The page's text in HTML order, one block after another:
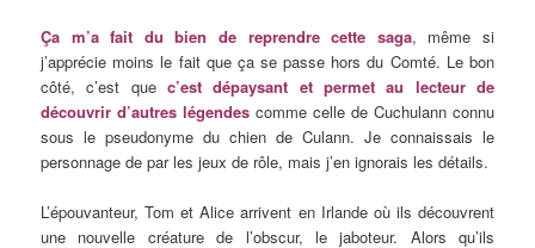
Ça m’a fait du bien de reprendre cette saga, même si
j’apprécie moins le fait que ça se passe hors du Comté. Le bon
côté, c’est quec’est dépaysant et permet au lecteur de
découvrir d’autres légendes comme celle de Cuchulann connu
sous le pseudonyme du chien de Culann. Je connaissais le
personnage de par les jeux de rôle, mais j’en ignorais les détails.
L’épouvanteur, Tom et Alice arrivent en Irlande où ils découvrent
une nouvelle créature de l’obscur, le jaboteur. Alors qu’ils